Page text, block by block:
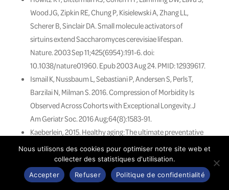
Wood JG, Zipkin RE, Chung P, Kisielewski A, Zhang LL,
Scherer B, Sinclair DA. Small molecule activators of
sirtuins extend Saccharomyces cerevisiae lifespan.
Nature. 2003 Sep 11;425(6954):191-6. doi:
10.1038/nature01960. Epub 2003 Aug 24. PMID: 12939617.
Ismail K, Nussbaum L, Sebastiani P, Andersen S, Perls T,
Barzilai N, Milman S. 2016. Compression of Morbidity Is
Observed Across Cohorts with Exceptional Longevity. J
Am Geriatr Soc. 2016 Aug;64(8):1583-91.
Kaeberlein, 2015. Healthy aging: The ultimate preventative
medicine. Science, 2015 Dec 4 ;350(6265) :1191-3.
Leonov et al, 2015. Longevity extension by
phytochemicals. Molecules. 2015 Apr 13;20(4):6544-72.
Longoet al , 2015. Interventions to Slow Aging in Humans:
Nous utilisons des cookies pour optimiser notre site web et
collecter des statistiques d'utilisation.
Accepter
Refuser Politique de confidentialité